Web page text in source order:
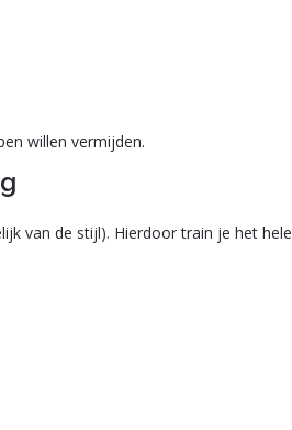
willen vermijden.
van de stijl). Hierdoor train je het hele